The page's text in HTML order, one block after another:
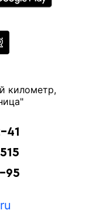
километр,
41
95